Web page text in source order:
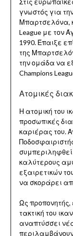
γνωστός για
Μπαρτσελόνα,
League με τον
1990. Έπαιξε
της
την ομάδα να
Champions
Ατομικές
Η ατομική του
προσωπικές
καριέρας του.
καλύτερους
εξαιρετικών
να σκοράρει
Ως
τακτική του
αναπτύσσει
περιλαμβάνουν